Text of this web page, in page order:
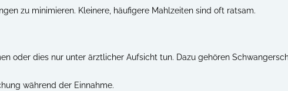
zu minimieren. Kleinere, häufigere Mahlzeiten sind oft ratsam.
oder dies nur unter ärztlicher Aufsicht tun. Dazu gehören
während der Einnahme.